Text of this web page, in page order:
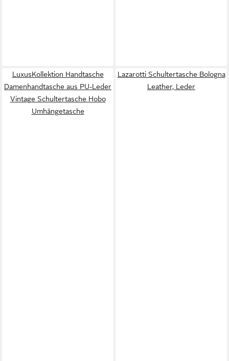
LuxusKollektion Handtasche
Damenhandtasche aus PU-Leder
Vintage Schultertasche Hobo
Umhängetasche
Lazarotti Schultertasche Bologna
Leather, Leder